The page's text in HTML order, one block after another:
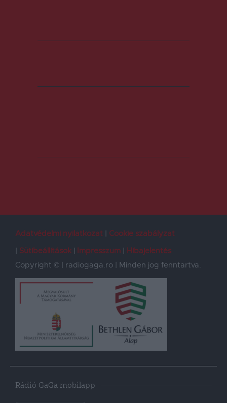
Adatvédelmi nyilatkozat
Cookie szabályzat
Sütibeállítások
Impresszum
Hibajelentés
Copyright © | radiogaga.ro | Minden jog fenntartva.
Rádió GaGa mobilapp